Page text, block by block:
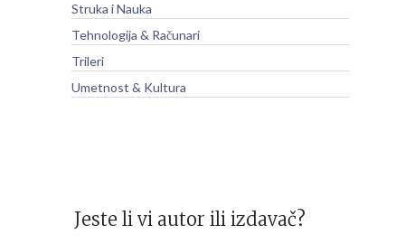
Struka i Nauka
Tehnologija & Računari
Trileri
Umetnost & Kultura
Jeste li vi autor ili izdavač?